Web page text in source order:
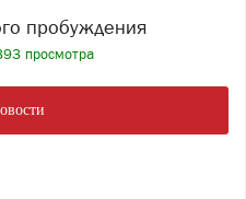
пробуждения
просмотра